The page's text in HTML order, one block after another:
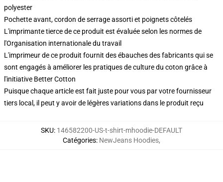
polyester
Pochette avant, cordon de serrage assorti et poignets côtelés
L'imprimante tierce de ce produit est évaluée selon les normes de
l'Organisation internationale du travail
L'imprimeur de ce produit fournit des ébauches des fabricants qui se
sont engagés à améliorer les pratiques de culture du coton grâce à
l'initiative Better Cotton
Puisque chaque article est fait juste pour vous par votre fournisseur
tiers local, il peut y avoir de légères variations dans le produit reçu
SKU: 146582200-US-t-shirt-mhoodie-DEFAULT
Catégories: NewJeans Hoodies,